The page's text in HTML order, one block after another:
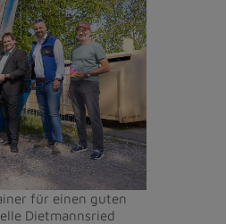
für einen guten
Dietmannsried